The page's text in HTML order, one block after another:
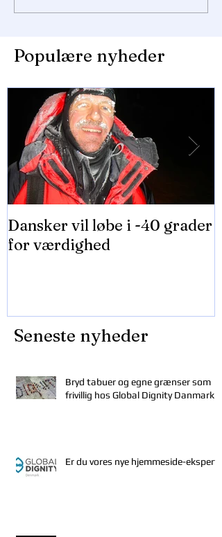
Populære nyheder
Dansker vil løbe i -40 grader
for værdighed
Seneste nyheder
Bryd tabuer og egne grænser som
frivillig hos Global Dignity Danmark
Er du vores nye hjemmeside-ekspert?